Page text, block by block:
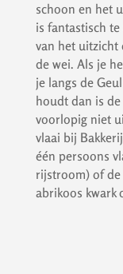
schoon en het
is fantastisch
van het uitzicht
de wei. Als je
je langs de
houdt dan is
voorlopig niet
vlaai bij
één persoons
rijstroom) of de
abrikoos kwark